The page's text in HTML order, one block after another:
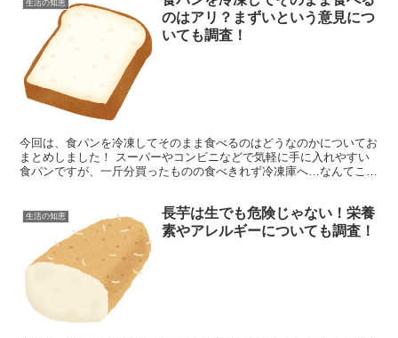
生活の知恵
のはアリ？まずいという意見につ
いても調査！
今回は、食パンを冷凍してそのまま食べるのはどうなのかについてお
まとめしました！ スーパーやコンビニなどで気軽に手に入れやすい
食パンですが、一斤分買ったものの食べきれず冷凍庫へ…なんてこと
生活の知恵
長芋は生でも危険じゃない！栄養
素やアレルギーについても調査！